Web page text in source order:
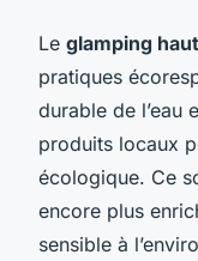
Le glamping
pratiques
durable de l’eau
produits locaux
écologique. Ce
encore plus
sensible à